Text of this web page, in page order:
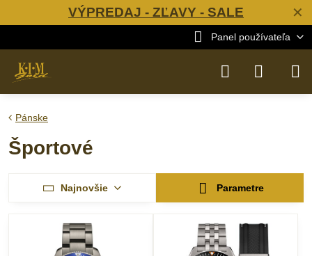
✕
VÝPREDAJ - ZĽAVY - SALE
Panel používateľa
Pánske
Športové
Najnovšie Parametre